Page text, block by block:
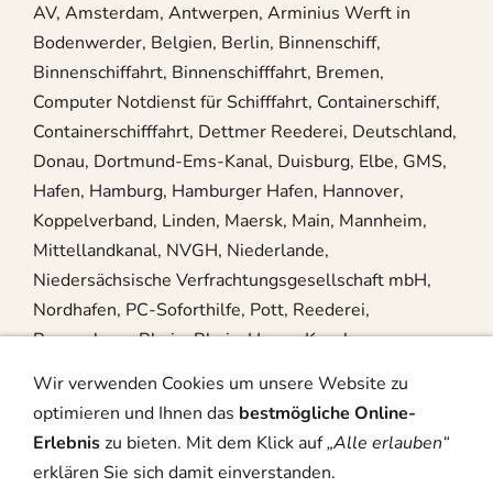
AV, Amsterdam, Antwerpen, Arminius Werft in
Bodenwerder, Belgien, Berlin, Binnenschiff,
Binnenschiffahrt, Binnenschifffahrt, Bremen,
Computer Notdienst für Schifffahrt, Containerschiff,
Containerschifffahrt, Dettmer Reederei, Deutschland,
Donau, Dortmund-Ems-Kanal, Duisburg, Elbe, GMS,
Hafen, Hamburg, Hamburger Hafen, Hannover,
Koppelverband, Linden, Maersk, Main, Mannheim,
Mittellandkanal, NVGH, Niederlande,
Niedersächsische Verfrachtungsgesellschaft mbH,
Nordhafen, PC-Soforthilfe, Pott, Reederei,
Regensburg, Rhein, Rhein-Herne-Kanal,
Steuerhaus, Wasserschutzpolizei, Weser,
Wir verwenden Cookies um unsere Website zu
optimieren und Ihnen das bestmögliche Online-
Erlebniszu bieten. Mit dem Klick auf„Alle erlauben“
erklären Sie sich damit einverstanden.